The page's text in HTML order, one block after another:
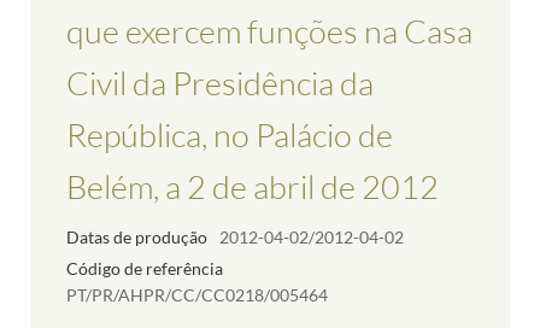
que exercem funções na Casa
Civil da Presidência da
República, no Palácio de
Belém, a 2 de abril de 2012
Datas de produção
2012-04-02/2012-04-02
Código de referência
PT/PR/AHPR/CC/CC0218/005464